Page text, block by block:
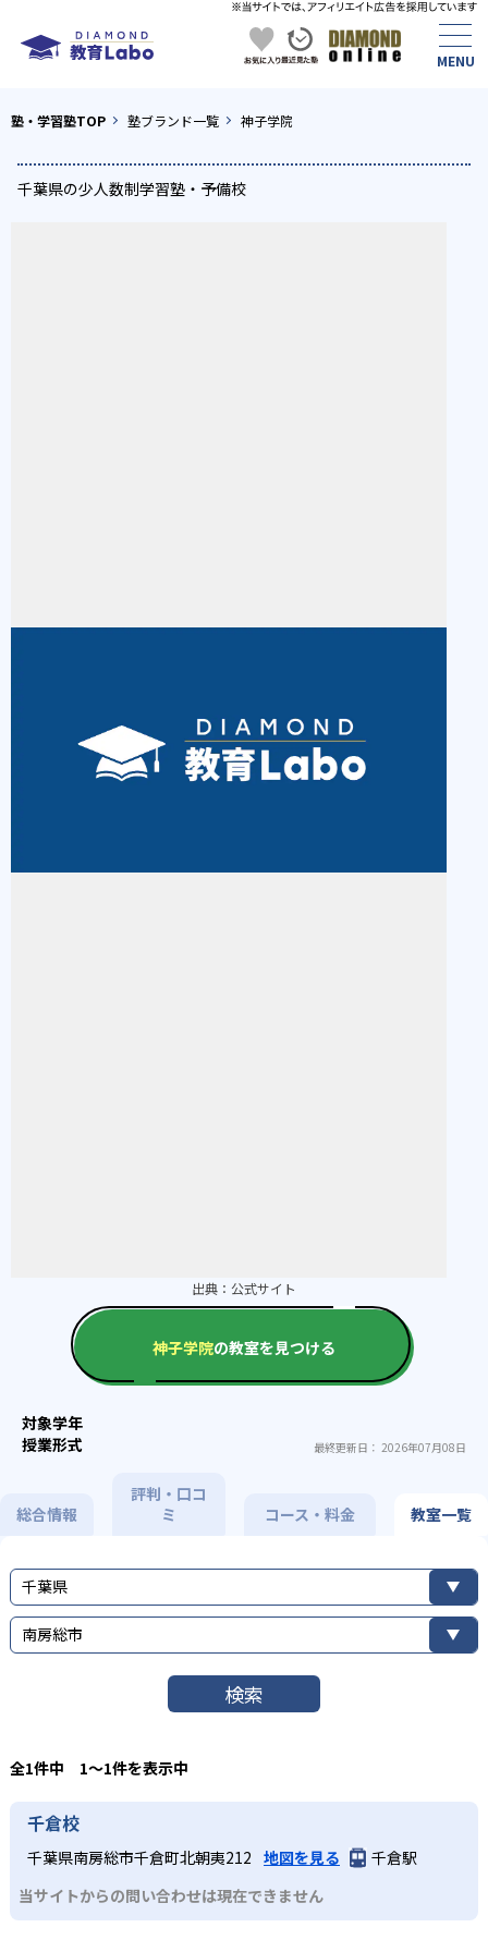
塾・学習塾TOP 塾ブランド一覧 神子学院
千葉県の少人数制学習塾・予備校
出典： 公式サイト
神子学院の教室を見つける
最終更新日： 2026年07月08日
総合情報
評判・口コ
ミ
コース・料金 教室一覧
千葉県
南房総市
検索
全1件中 1〜1件を表示中
千倉校
千葉県南房総市千倉町北朝夷212 地図を見る
千倉駅
当サイトからの問い合わせは現在できません